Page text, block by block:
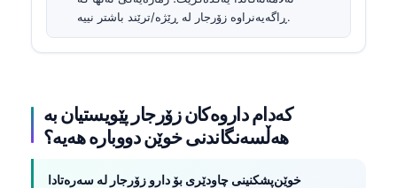
ڕاگەیەنراوە زۆرجار لە ڕێژە/ترێند باشتر نییە.
کەدام داروەکان زۆرجار پێویستیان بە
هەڵسەنگاندنی خوێن دووبارە هەیە؟
خوێن‌پشکنینی چاودێری بۆ دارو زۆرجار لە سەرەتادا